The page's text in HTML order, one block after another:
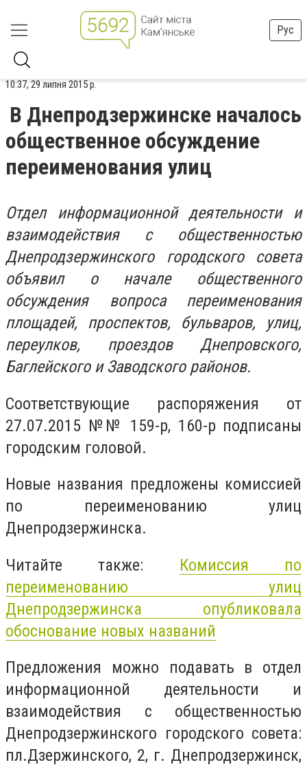
Рус
10:37, 29 липня 2015 р.
В Днепродзержинске началось
общественное обсуждение
переименования улиц
Отдел информационной деятельности и
взаимодействия с общественностью
Днепродзержинского городского совета
объявил о начале общественного
обсуждения вопроса переименования
площадей, проспектов, бульваров, улиц,
переулков, проездов Днепровского,
Баглейского и Заводского районов.
Соответствующие распоряжения от
27.07.2015 №№ 159-р, 160-р подписаны
городским головой.
Новые названия предложены комиссией
по переименованию улиц
Днепродзержинска.
Читайте также: Комиссия по
переименованию улиц
Днепродзержинска опубликовала
обоснование новых названий
Предложения можно подавать в отдел
информационной деятельности и
взаимодействия с общественностью
Днепродзержинского городского совета:
пл.Дзержинского, 2, г. Днепродзержинск,